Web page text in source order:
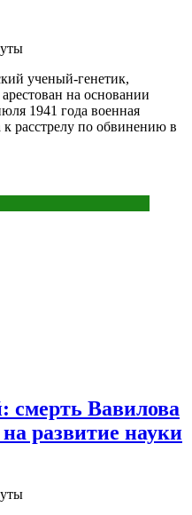
ученый-генетик,
на основании
1941 года военная
расстрелу по обвинению в
смерть Вавилова
развитие науки